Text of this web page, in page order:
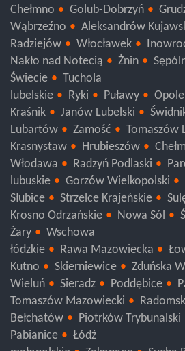
kujawsko-pomorskie Toruń
Chełmno
Golub-Dobrzyń
Wąbrzeźno
Aleksandrów
Radziejów
Włocławek
Nakło nad Notecią
Świecie
Tuchola
lubelskie
Ryki Puławy
Kraśnik
Janów Lubelski Świdnik
Lubartów
Zamość
Tomaszów
Krasnystaw
Hrubieszów
Włodawa
Radzyń Podlaski
lubuskie
Gorzów Wielkopolski
Słubice
Strzelce Krajeńskie
Krosno Odrzańskie
Żary
Wschowa
łódzkie
Rawa Mazowiecka
Kutno
Skierniewice Zduńska
Wieluń
Sieradz Poddębice
Tomaszów Mazowiecki
Bełchatów
Piotrków Trybunalski